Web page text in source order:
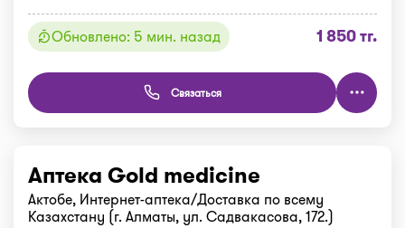
Обновлено: 5 мин. назад 1 850 тг.
Связаться
Аптека Gold medicine
Актобе, Интернет-аптека/Доставка по всему
Казахстану (г. Алматы, ул. Садвакасова, 172.)